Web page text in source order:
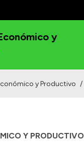
y
y Productivo /
Y PRODUCTIVO